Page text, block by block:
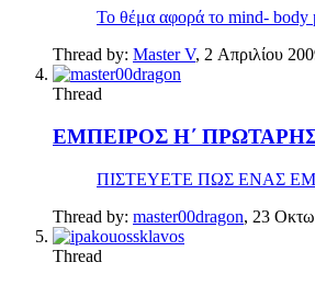
Το θέμα αφορά το mind- body
Thread by: Master V, 2 Απριλίου
Thread
ΕΜΠΕΙΡΟΣ Η΄
ΠΙΣΤΕΥΕΤΕ ΠΩΣ ΕΝΑΣ
Thread by: master00dragon, 23
Thread